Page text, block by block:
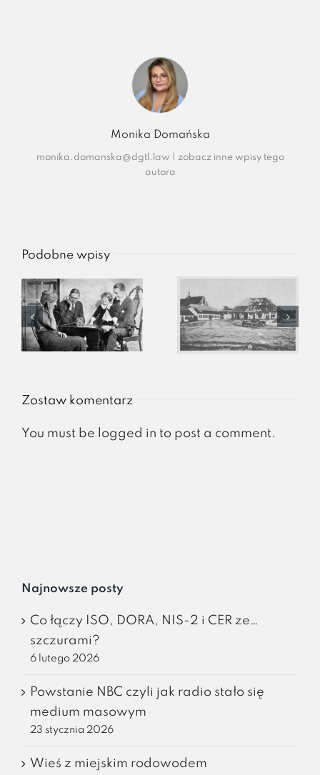
Monika Domańska
monika.domanska@dgtl.law
zobacz inne wpisy tego
autora
Podobne wpisy
Zostaw komentarz
You must be logged in to post a comment.
Najnowsze posty
Co łączy ISO, DORA, NIS-2 i CER ze…
szczurami?
6 lutego 2026
Powstanie NBC czyli jak radio stało się
medium masowym
23 stycznia 2026
Wieś z miejskim rodowodem